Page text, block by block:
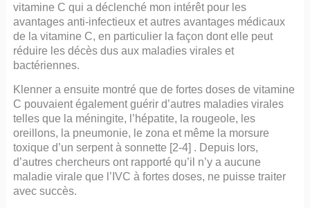
vitamine C qui a déclenché mon intérêt pour les
avantages anti-infectieux et autres avantages médicaux
de la vitamine C, en particulier la façon dont elle peut
réduire les décès dus aux maladies virales et
bactériennes.
Klenner a ensuite montré que de fortes doses de vitamine
C pouvaient également guérir d’autres maladies virales
telles que la méningite, l’hépatite, la rougeole, les
oreillons, la pneumonie, le zona et même la morsure
toxique d’un serpent à sonnette [2-4] . Depuis lors,
d’autres chercheurs ont rapporté qu’il n’y a aucune
maladie virale que l’IVC à fortes doses, ne puisse traiter
avec succès.